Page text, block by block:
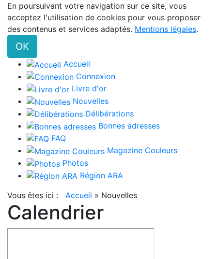
En poursuivant votre navigation sur ce site, vous
acceptez l'utilisation de cookies pour vous proposer
des contenus et services adaptés. Mentions légales.
OK
Accueil
Connexion
Livre d'or
Nouvelles
Délibérations
Bonnes adresses
FAQ
Magazine Couleurs
Photos
Région ARA
Vous êtes ici : Accueil » Nouvelles
Calendrier